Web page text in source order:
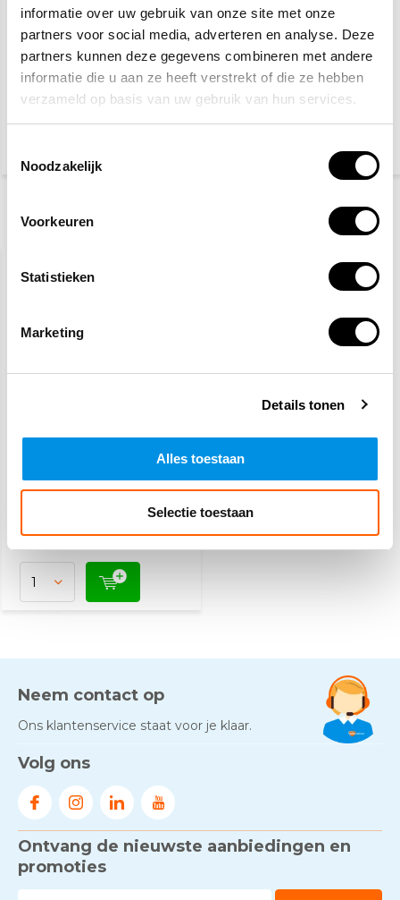
informatie over uw gebruik van onze site met onze
partners voor social media, adverteren en analyse. Deze
partners kunnen deze gegevens combineren met andere
informatie die u aan ze heeft verstrekt of die ze hebben
verzameld op basis van uw gebruik van hun services.
Noodzakelijk
Voorkeuren
Statistieken
Marketing
Details tonen
Alles toestaan
Selectie toestaan
Brandblusser pictogram
Recent bekeken
patroon 150 liter
2.448,-
Voor 15:00 besteld,
Neem contact op
Ons klantenservice staat voor je klaar.
Volg ons
Ontvang de nieuwste aanbiedingen en
promoties